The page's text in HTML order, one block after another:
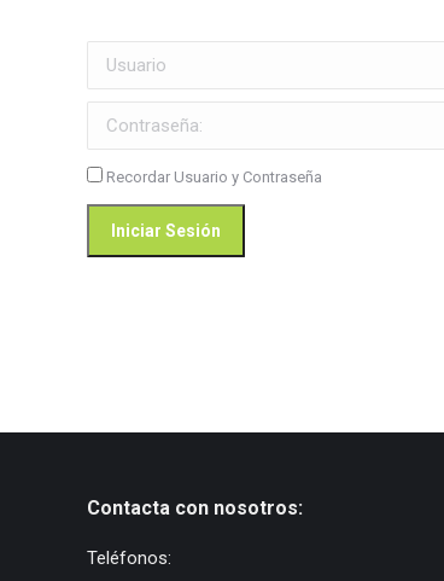
Usuario
Contraseña:
Recordar Usuario y Contraseña
Contacta con nosotros:
Teléfonos: